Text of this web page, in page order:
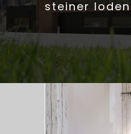
steiner loden